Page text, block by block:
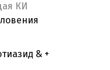
КИ
& +